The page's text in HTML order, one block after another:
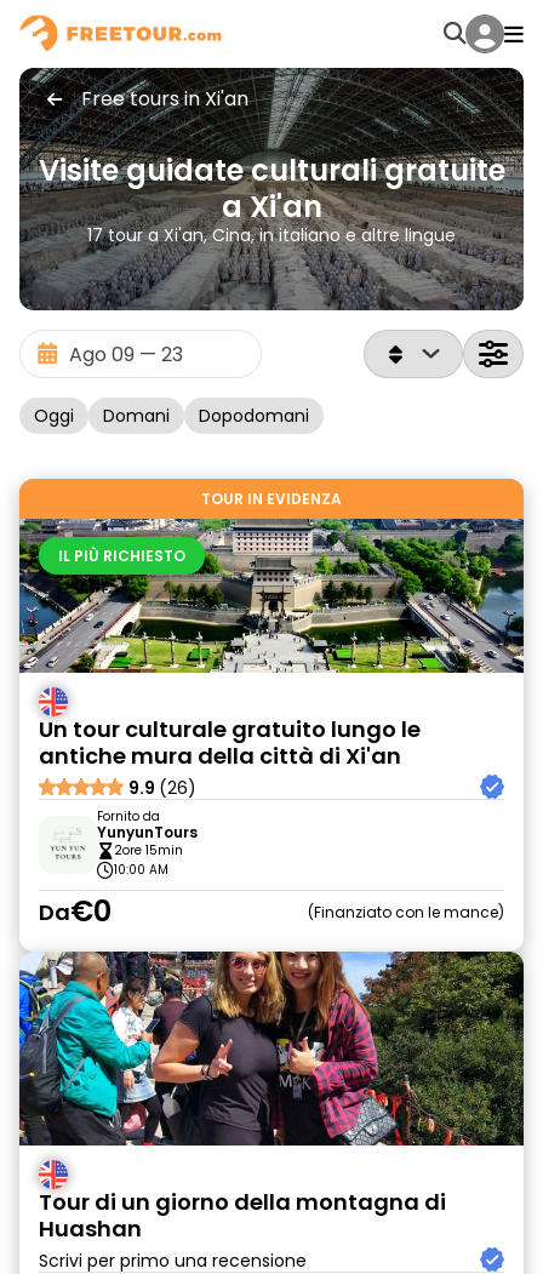
Free tours in Xi'an
Visite guidate culturali gratuite
a Xi'an
17 tour a Xi'an, Cina, in italiano e altre lingue
Oggi Domani Dopodomani
TOUR IN EVIDENZA
IL PIÙ RICHIESTO
Un tour culturale gratuito lungo le
antiche mura della città di Xi'an
9.9 (26)
Fornito da
YunyunTours
2ore 15min
10:00 AM
Da€0 Finanziato con le mance
Tour di un giorno della montagna di
Huashan
Scrivi per primo una recensione